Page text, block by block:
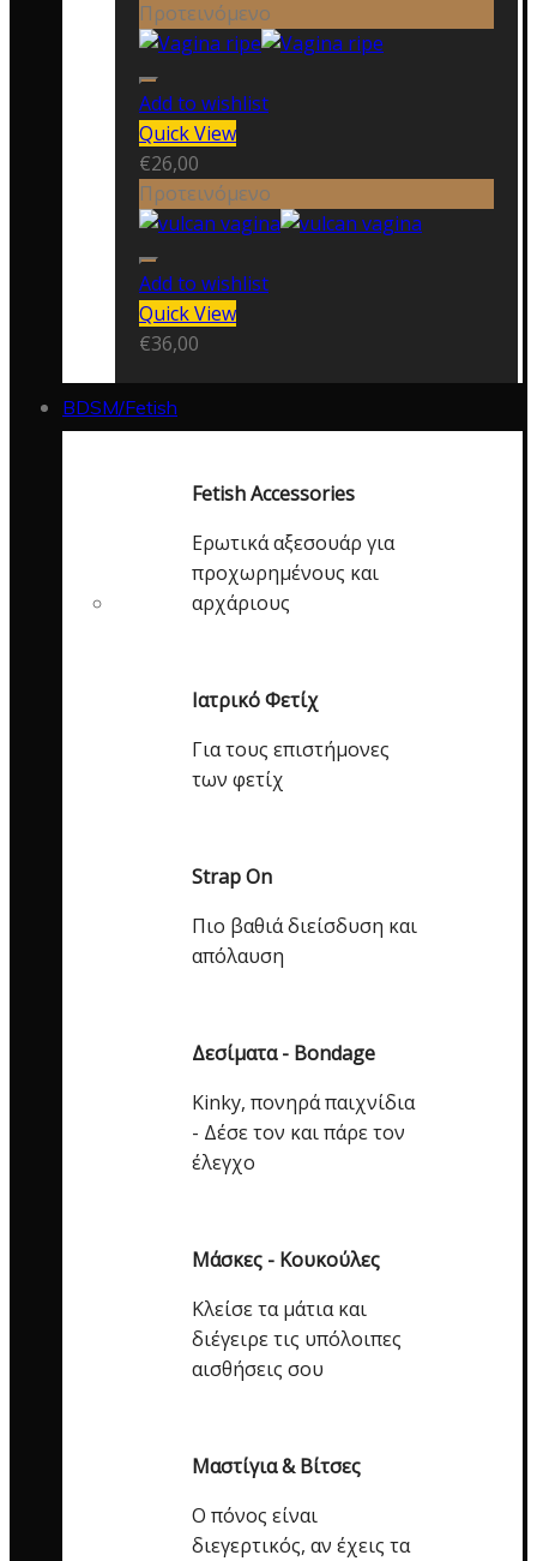
Προτεινόμενο
Add to wishlist
Quick View
€26,00
Προτεινόμενο
Add to wishlist
Quick View
€36,00
BDSM/Fetish
Fetish Accessories
Ερωτικά αξεσουάρ για
προχωρημένους και
αρχάριους
Ιατρικό Φετίχ
Για τους επιστήμονες
των φετίχ
Strap On
Πιο βαθιά διείσδυση και
απόλαυση
Δεσίματα - Bondage
Kinky, πονηρά παιχνίδια
- Δέσε τον και πάρε τον
έλεγχο
Μάσκες - Κουκούλες
Κλείσε τα μάτια και
διέγειρε τις υπόλοιπες
αισθήσεις σου
Μαστίγια & Βίτσες
Ο πόνος είναι
διεγερτικός, αν έχεις τα